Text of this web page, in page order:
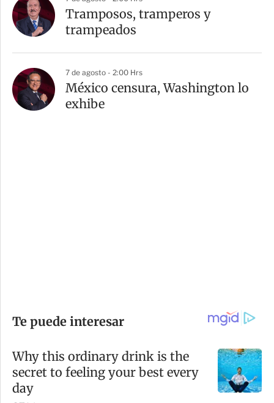
Tramposos, tramperos y
trampeados
7 de agosto - 2:00 Hrs
México censura, Washington lo
exhibe